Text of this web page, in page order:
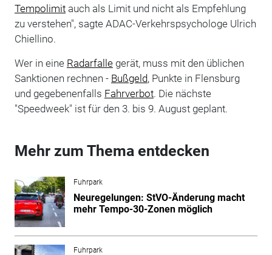
Tempolimitauch als Limit und nicht als Empfehlung
zu verstehen", sagte ADAC-Verkehrspsychologe Ulrich
Chiellino.
Wer in eine Radarfallegerät, muss mit den üblichen
Sanktionen rechnen - Bußgeld, Punkte in Flensburg
und gegebenenfalls Fahrverbot. Die nächste
"Speedweek" ist für den 3. bis 9. August geplant.
Mehr zum Thema entdecken
Fuhrpark
Neuregelungen: StVO-Änderung macht
mehr Tempo-30-Zonen möglich
Fuhrpark